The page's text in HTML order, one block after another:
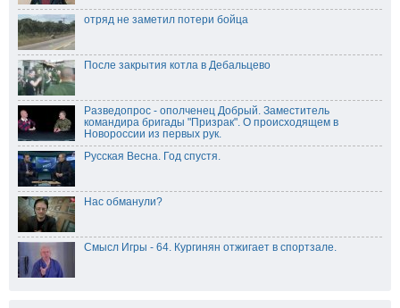
отряд не заметил потери бойца
После закрытия котла в Дебальцево
Разведопрос - ополченец Добрый. Заместитель
командира бригады "Призрак". О происходящем в
Новороссии из первых рук.
Русская Весна. Год спустя.
Нас обманули?
Смысл Игры - 64. Кургинян отжигает в спортзале.